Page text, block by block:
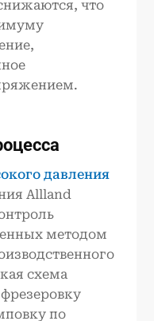
что
давления
Allland
методом
схема
по